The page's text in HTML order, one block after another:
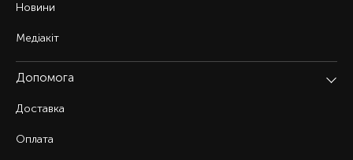
Новини
Медіакіт
Допомога
Доставка
Оплата